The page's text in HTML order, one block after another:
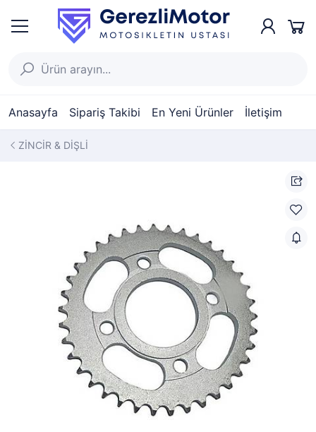
Anasayfa Sipariş Takibi En Yeni Ürünler İletişim
ZİNCİR & DİŞLİ